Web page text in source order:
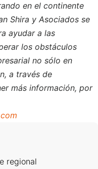
en el continente
Shira y Asociados se
ayudar a las
los obstáculos
no sólo en
a través de
más información, por
regional